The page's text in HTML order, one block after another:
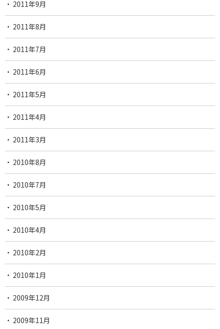
2011年9月
2011年8月
2011年7月
2011年6月
2011年5月
2011年4月
2011年3月
2010年8月
2010年7月
2010年5月
2010年4月
2010年2月
2010年1月
2009年12月
2009年11月